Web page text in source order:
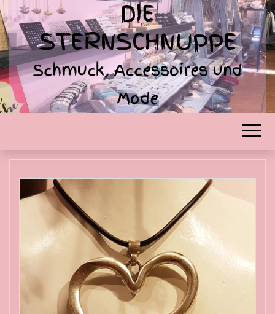
DIE
STERNSCHNUPPE
Schmuck, Accessoires und
Mode